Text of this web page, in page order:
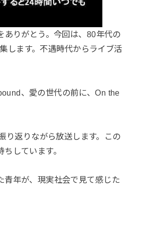
ありがとう。今回は、80年代の
します。不遇時代からライブ活
、愛の世代の前に、On the
り返りながら放送します。この
しています。
青年が、現実社会で見て感じた